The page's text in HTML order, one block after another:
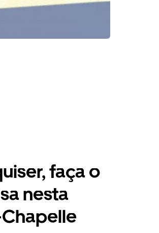
faça o
nesta